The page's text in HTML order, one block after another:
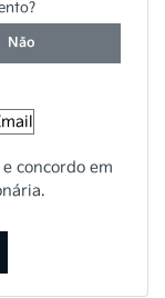
Não
e concordo em